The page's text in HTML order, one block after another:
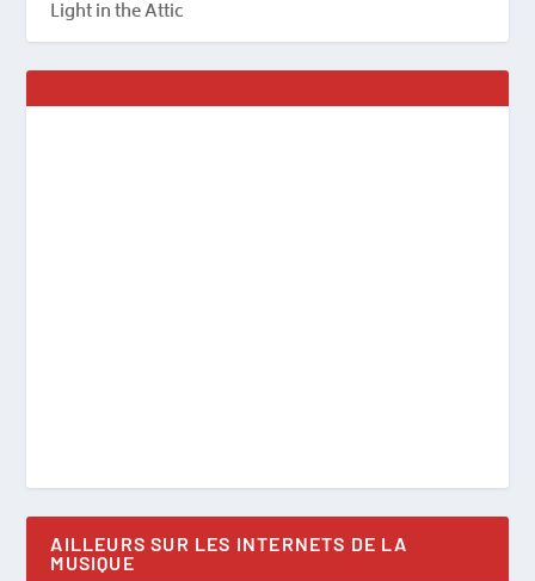
Light in the Attic
AILLEURS SUR LES INTERNETS DE LA
MUSIQUE